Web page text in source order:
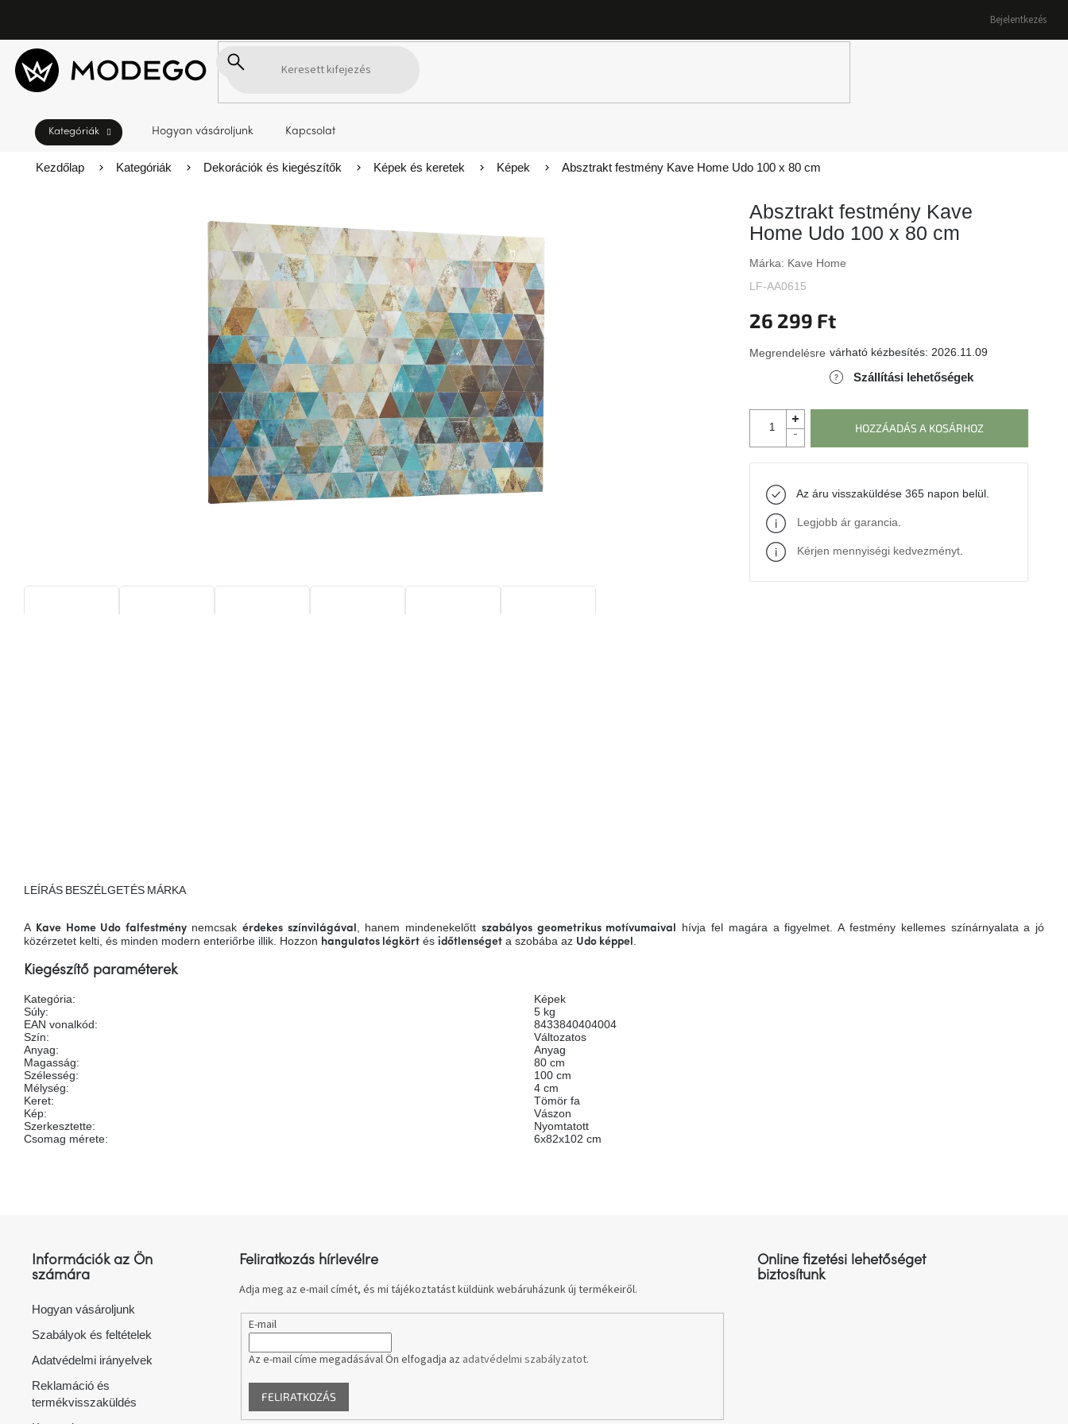
fő
tartalomhoz
Bejelentkezés
Hogyan vásároljunk Kapcsolat
Kezdőlap Kategóriák Dekorációk és kiegészítők Képek és keretek Képek Absztrakt festmény Kave Home Udo 100 x 80 cm
Absztrakt festmény Kave
Home Udo 100 x 80 cm
Márka: Kave Home
LF-AA0615
26 299 Ft
Megrendelésre várható kézbesítés: 2026.11.09
Szállítási lehetőségek
HOZZÁADÁS A KOSÁRHOZ
Az áru visszaküldése 365 napon belül.
Legjobb ár garancia
Kérjen mennyiségi kedvezményt.
LEÍRÁS BESZÉLGETÉS MÁRKA
A Kave Home Udo falfestmény nemcsak érdekes színvilágával , hanem mindenekelőtt szabályos geometrikus motívumaival hívja fel magára a figyelmet. A festmény kellemes színárnyalata a jó
közérzetet kelti, és minden modern enteriőrbe illik. Hozzon hangulatos légkört és időtlenséget a szobába az Udo képpel
Kiegészítő paraméterek
Kategória:
Képek
Súly:
5 kg
EAN vonalkód:
8433840404004
Szín:
Változatos
Anyag:
Anyag
Magasság:
80 cm
Szélesség:
100 cm
Mélység:
4 cm
Keret:
Tömör fa
Kép:
Vászon
Szerkesztette:
Nyomtatott
Csomag mérete: 6x82x102 cm
Információk az Ön
számára
Hogyan vásároljunk
Szabályok és feltételek
Adatvédelmi irányelvek
Reklamáció és
termékvisszaküldés
Feliratkozás hírlevélre
Adja meg az e-mail címét, és mi tájékoztatást küldünk webáruházunk új termékeiről.
E-mail
Az e-mail címe megadásával Ön elfogadja az adatvédelmi szabályzatot.
FELIRATKOZÁS
Online fizetési lehetőséget
biztosítunk